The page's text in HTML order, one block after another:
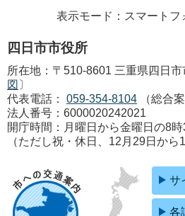
表示モード：スマートフ
四日市市役所
所在地：〒510-8601 三重県四日
図 〕
代表電話：
059-354-8104
（総合
法人番号：6000020242021
開庁時間：月曜日から金曜日の8
（ただし祝・休日、12月29日から
サ
各